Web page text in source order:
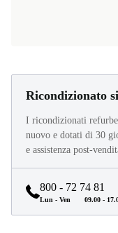
Ricondizionato
I ricondizionati
nuovo e dotati di 30
e assistenza post-
800 - 72 74 81
Lun - Ven 09.00 -